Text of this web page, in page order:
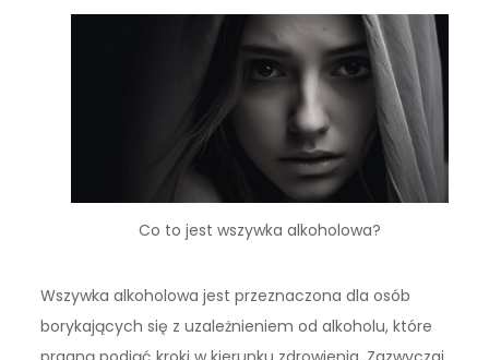
Co to jest wszywka alkoholowa?
Wszywka alkoholowa jest przeznaczona dla osób
borykających się z uzależnieniem od alkoholu, które